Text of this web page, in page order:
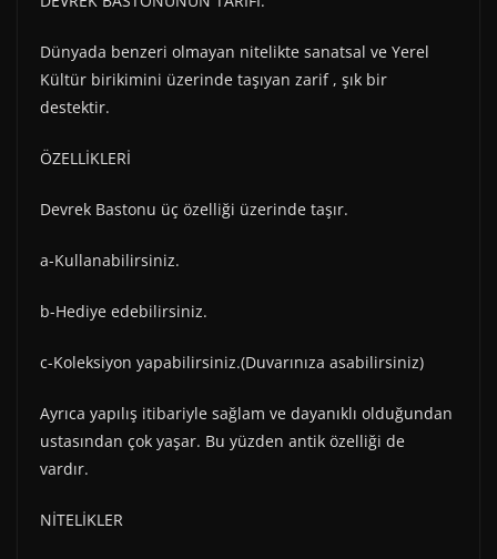
Dünyada benzeri olmayan nitelikte sanatsal ve Yerel
Kültür birikimini üzerinde taşıyan zarif , şık bir
destektir.
ÖZELLİKLERİ
Devrek Bastonu üç özelliği üzerinde taşır.
a-Kullanabilirsiniz.
b-Hediye edebilirsiniz.
c-Koleksiyon yapabilirsiniz.(Duvarınıza asabilirsiniz)
Ayrıca yapılış itibariyle sağlam ve dayanıklı olduğundan
ustasından çok yaşar. Bu yüzden antik özelliği de
vardır.
NİTELİKLER